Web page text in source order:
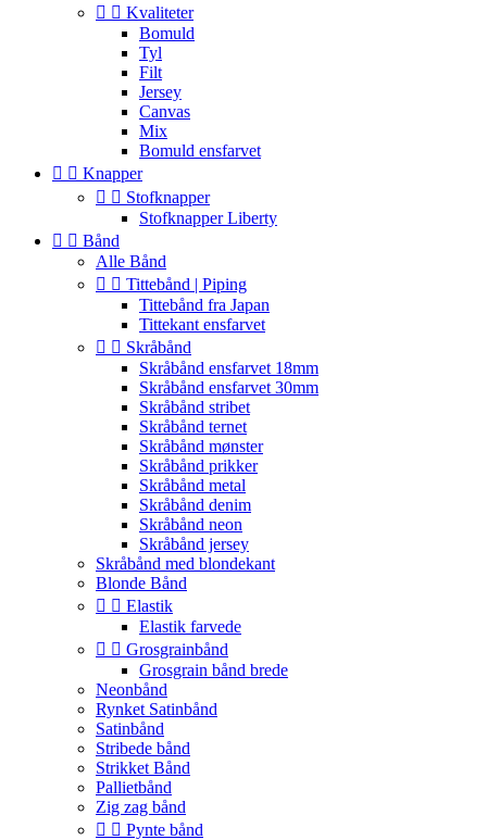
  Kvaliteter
Bomuld
Tyl
Filt
Jersey
Canvas
Mix
Bomuld ensfarvet
  Knapper
  Stofknapper
Stofknapper Liberty
  Bånd
Alle Bånd
  Tittebånd | Piping
Tittebånd fra Japan
Tittekant ensfarvet
  Skråbånd
Skråbånd ensfarvet 18mm
Skråbånd ensfarvet 30mm
Skråbånd stribet
Skråbånd ternet
Skråbånd mønster
Skråbånd prikker
Skråbånd metal
Skråbånd denim
Skråbånd neon
Skråbånd jersey
Skråbånd med blondekant
Blonde Bånd
  Elastik
Elastik farvede
  Grosgrainbånd
Grosgrain bånd brede
Neonbånd
Rynket Satinbånd
Satinbånd
Stribede bånd
Strikket Bånd
Pallietbånd
Zig zag bånd
  Pynte bånd